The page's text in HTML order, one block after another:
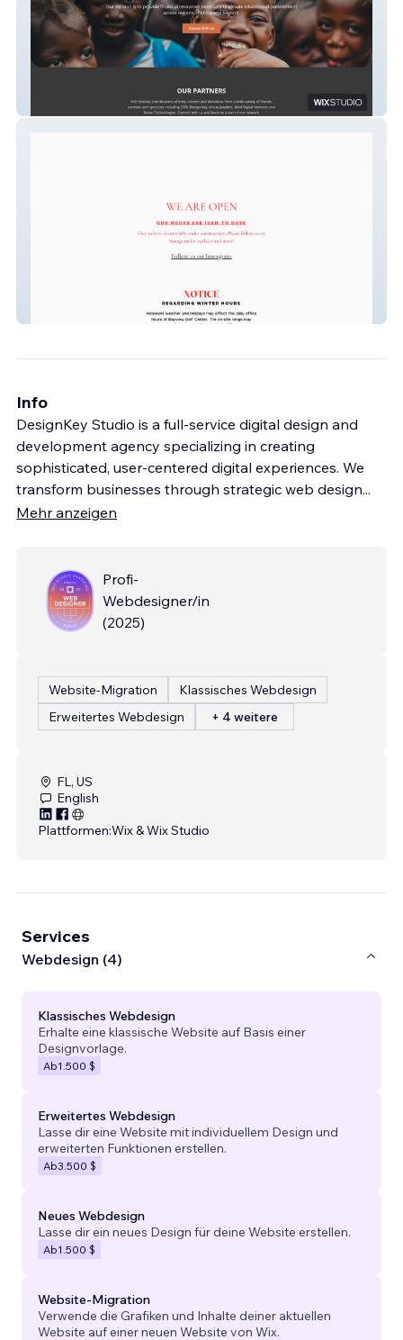
Info
DesignKey Studio is a full-service digital design and
development agency specializing in creating
sophisticated, user-centered digital experiences. We
transform businesses through strategic web design...
Mehr anzeigen
Profi-
Webdesigner/in
(2025)
Website-Migration
Klassisches Webdesign
Erweitertes Webdesign
+ 4 weitere
FL, US
English
Plattformen:Wix & Wix Studio
Services
Webdesign (4)
Klassisches Webdesign
Erhalte eine klassische Website auf Basis einer
Designvorlage.
Ab1.500 $
Erweitertes Webdesign
Lasse dir eine Website mit individuellem Design und
erweiterten Funktionen erstellen.
Ab3.500 $
Neues Webdesign
Lasse dir ein neues Design für deine Website erstellen.
Ab1.500 $
Website-Migration
Verwende die Grafiken und Inhalte deiner aktuellen
Website auf einer neuen Website von Wix.